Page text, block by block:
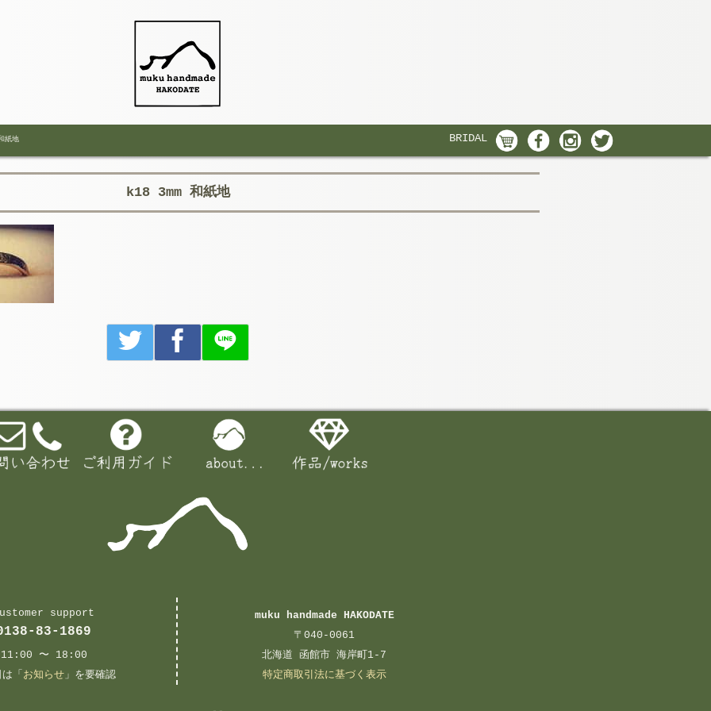
紙地 BRIDAL
k18 3mm 和紙地
support
83-1869
11:00 〜 18:00
「 お知らせ 」を要確認
muku handmade HAKODATE
〒040-0061
北海道 函館市 海岸町1-7
特定商取引法に基づく表示